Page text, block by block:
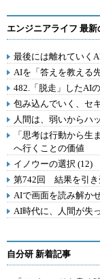
エンジニアライフ 最新
最後には離れていく
AIを「答えを教える
482.「脱走」したAI
包み込んでいく、セ
人間は、弱いからハ
「思考は行動から生
へ行くことの価値
イノウーの選択 (12)
第742回 結果を引き
AIで画面を読み解か
AI時代に、人間が失
自分研 新着記事